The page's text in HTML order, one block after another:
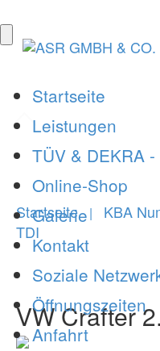
Startseite
Leistungen
TÜV & DEKRA -
Online-Shop
Galerie
Kontakt
Soziale
Öffnungszeiten
Anfahrt
Startseite | KBA
TDI
VW Crafter